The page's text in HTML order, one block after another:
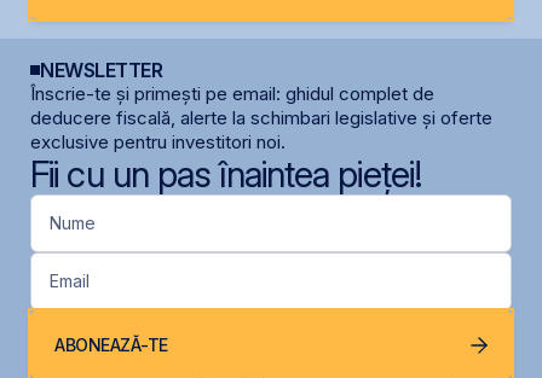
NEWSLETTER
Înscrie-te și primești pe email: ghidul complet de
deducere fiscală, alerte la schimbari legislative și oferte
exclusive pentru investitori noi.
Fii cu un pas înaintea pieței!
Nume
Email
ABONEAZĂ-TE